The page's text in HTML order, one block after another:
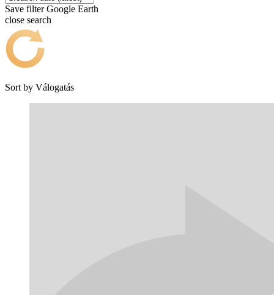
Save filter Google Earth
close search
Sort by Válogatás